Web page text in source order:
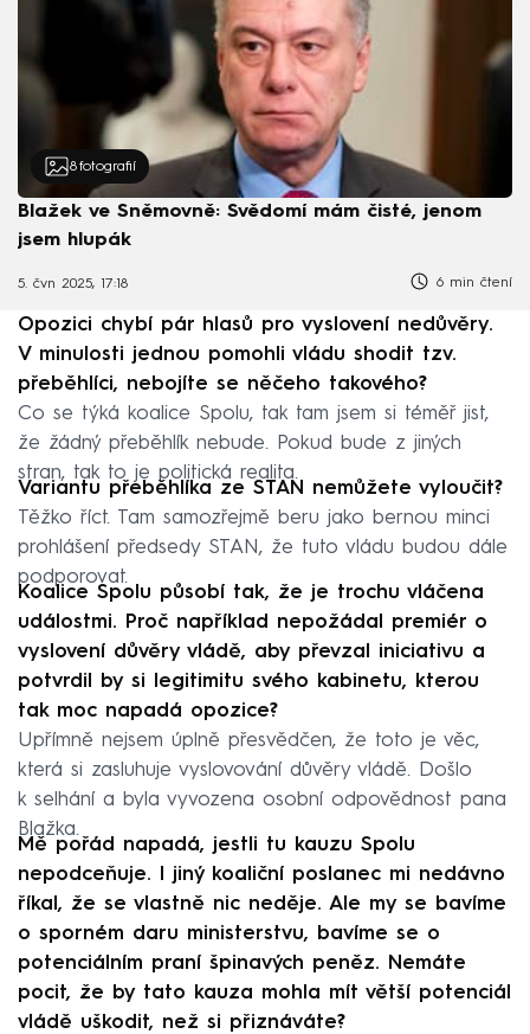
8 fotografií
Blažek ve Sněmovně: Svědomí mám čisté, jenom
jsem hlupák
5. čvn 2025, 17:18 6 min čtení
Opozici chybí pár hlasů pro vyslovení nedůvěry.
V minulosti jednou pomohli vládu shodit tzv.
přeběhlíci, nebojíte se něčeho takového?
Co se týká koalice Spolu, tak tam jsem si téměř jist,
že žádný přeběhlík nebude. Pokud bude z jiných
stran, tak to je politická realita.
Variantu přeběhlíka ze STAN nemůžete vyloučit?
Těžko říct. Tam samozřejmě beru jako bernou minci
prohlášení předsedy STAN, že tuto vládu budou dále
podporovat.
Koalice Spolu působí tak, že je trochu vláčena
událostmi. Proč například nepožádal premiér o
vyslovení důvěry vládě, aby převzal iniciativu a
potvrdil by si legitimitu svého kabinetu, kterou
tak moc napadá opozice?
Upřímně nejsem úplně přesvědčen, že toto je věc,
která si zasluhuje vyslovování důvěry vládě. Došlo
k selhání a byla vyvozena osobní odpovědnost pana
Blažka.
Mě pořád napadá, jestli tu kauzu Spolu
nepodceňuje. I jiný koaliční poslanec mi nedávno
říkal, že se vlastně nic neděje. Ale my se bavíme
o sporném daru ministerstvu, bavíme se o
potenciálním praní špinavých peněz. Nemáte
pocit, že by tato kauza mohla mít větší potenciál
vládě uškodit, než si přiznáváte?